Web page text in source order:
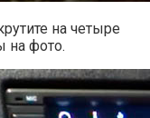
на четыре
на фото.